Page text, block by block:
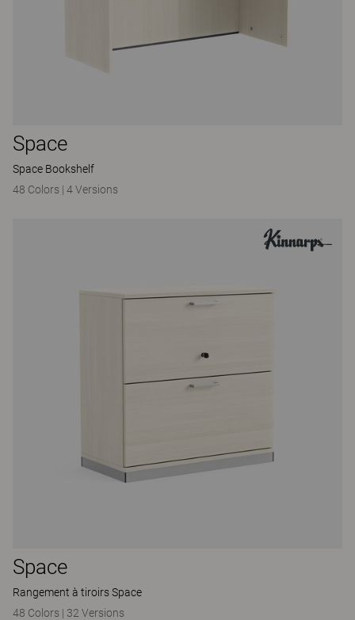
Space
Space Bookshelf
48 Colors | 4 Versions
Space
Rangement à tiroirs Space
48 Colors | 32 Versions